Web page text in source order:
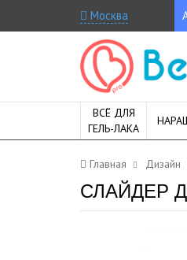
Москва
ВСЁ ДЛЯ
ГЕЛЬ-ЛАКА
Главная Дизайн
СЛАЙДЕР